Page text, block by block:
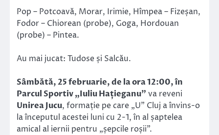
Pop – Potcoavă, Morar, Irimie, Hîmpea – Fizeșan,
Fodor – Chiorean (probe), Goga, Hordouan
(probe) – Pintea.
Au mai jucat: Tudose și Salcău.
Sâmbătă, 25 februarie, de la ora 12:00, în
Parcul Sportiv „Iuliu Hațieganu” va reveni
Unirea Jucu, formație pe care „U” Cluj a învins-o
la începutul acestei luni cu 2-1, în al șaptelea
amical al iernii pentru „șepcile roșii”.